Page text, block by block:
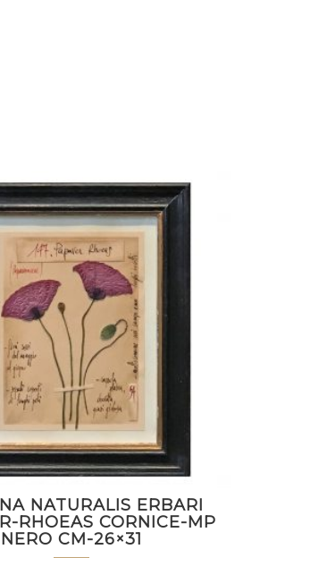
NATURALIS ERBARI
RHOEAS CORNICE-MP
NERO CM-26×31